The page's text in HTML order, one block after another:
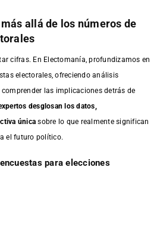
allá de los números de
cifras. En Electomanía, profundizamos en
electorales, ofreciendo análisis
las implicaciones detrás de
desglosan los datos,
única sobre lo que realmente significan
el futuro político.
para elecciones